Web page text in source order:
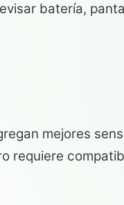
batería,
mejores
requiere